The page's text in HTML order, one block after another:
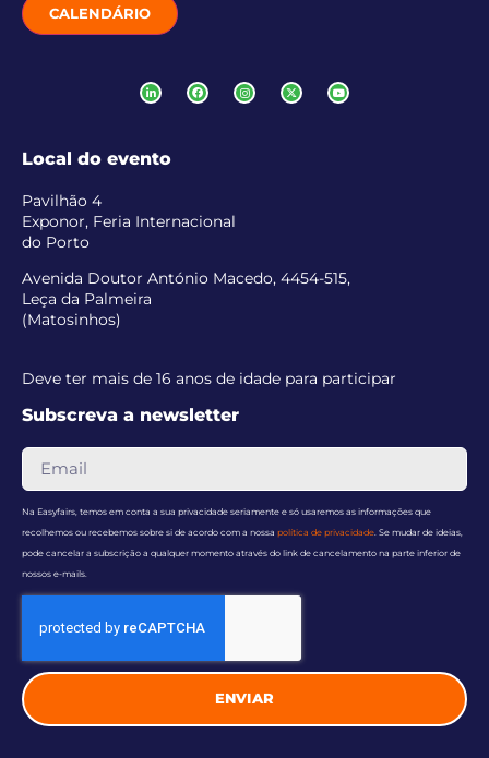
CALENDÁRIO
Local do evento
Pavilhão 4
Exponor, Feria Internacional
do Porto
Avenida Doutor António Macedo, 4454-515,
Leça da Palmeira
(Matosinhos)
Deve ter mais de 16 anos de idade para participar
Subscreva a newsletter
Na Easyfairs, temos em conta a sua privacidade seriamente e só usaremos as informações que
recolhemos ou recebemos sobre si de acordo com a nossa política de privacidade . Se mudar de ideias,
pode cancelar a subscrição a qualquer momento através do link de cancelamento na parte inferior de
nossos e-mails.
ENVIAR